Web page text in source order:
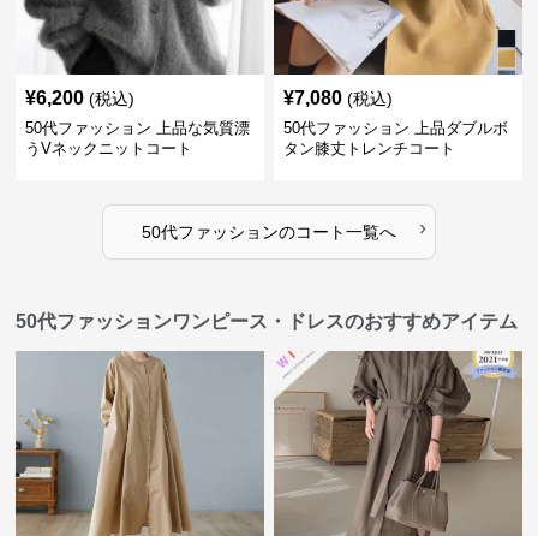
¥6,200 (税込)
50代ファッション 上品な気質漂
うVネックニットコート
¥7,080 (税込)
50代ファッション 上品ダブルボ
タン膝丈トレンチコート
50代ファッションのコート一覧へ ›
50代ファッションワンピース・ドレスのおすすめアイテム